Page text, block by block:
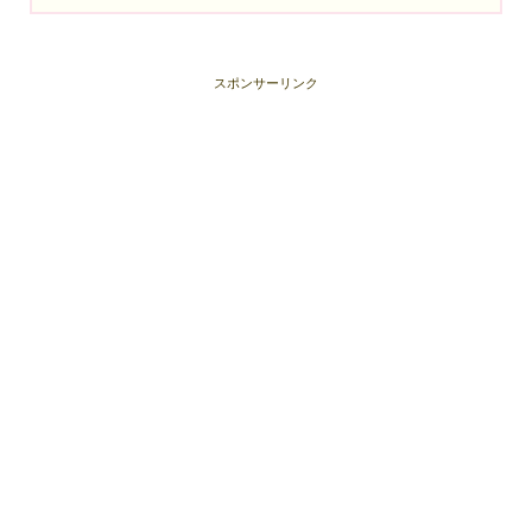
スポンサーリンク